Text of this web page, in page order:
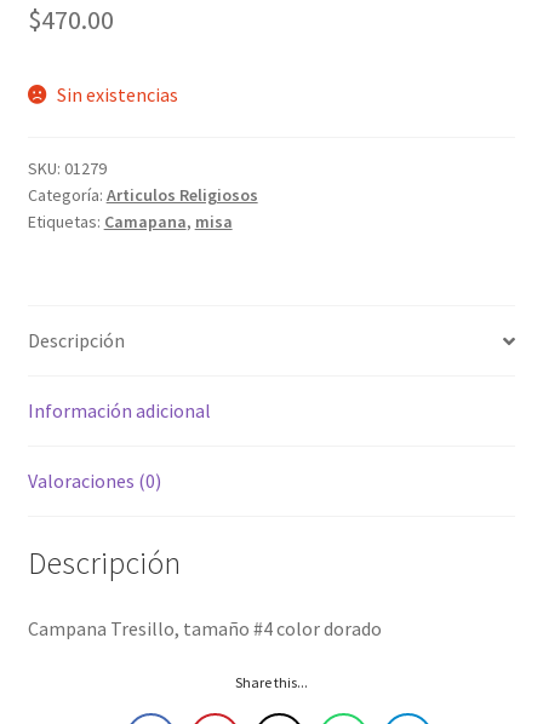
$470.00
Sin existencias
SKU: 01279
Categoría: Articulos Religiosos
Etiquetas: Camapana, misa
Descripción
Información adicional
Valoraciones (0)
Descripción
Campana Tresillo, tamaño #4 color dorado
Share this...